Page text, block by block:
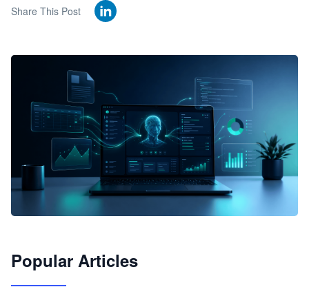
Share This Post
JimoClaw 桌面 AI Agent 工作台
Popular Articles